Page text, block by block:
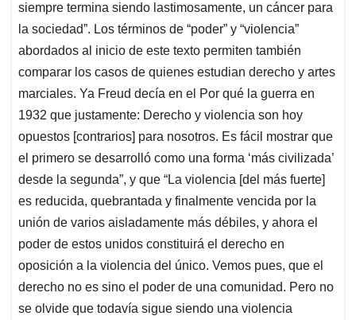
siempre termina siendo lastimosamente, un cáncer para
la sociedad”. Los términos de “poder” y “violencia”
abordados al inicio de este texto permiten también
comparar los casos de quienes estudian derecho y artes
marciales. Ya Freud decía en el Por qué la guerra en
1932 que justamente: Derecho y violencia son hoy
opuestos [contrarios] para nosotros. Es fácil mostrar que
el primero se desarrolló como una forma ‘más civilizada’
desde la segunda”, y que “La violencia [del más fuerte]
es reducida, quebrantada y finalmente vencida por la
unión de varios aisladamente más débiles, y ahora el
poder de estos unidos constituirá el derecho en
oposición a la violencia del único. Vemos pues, que el
derecho no es sino el poder de una comunidad. Pero no
se olvide que todavía sigue siendo una violencia